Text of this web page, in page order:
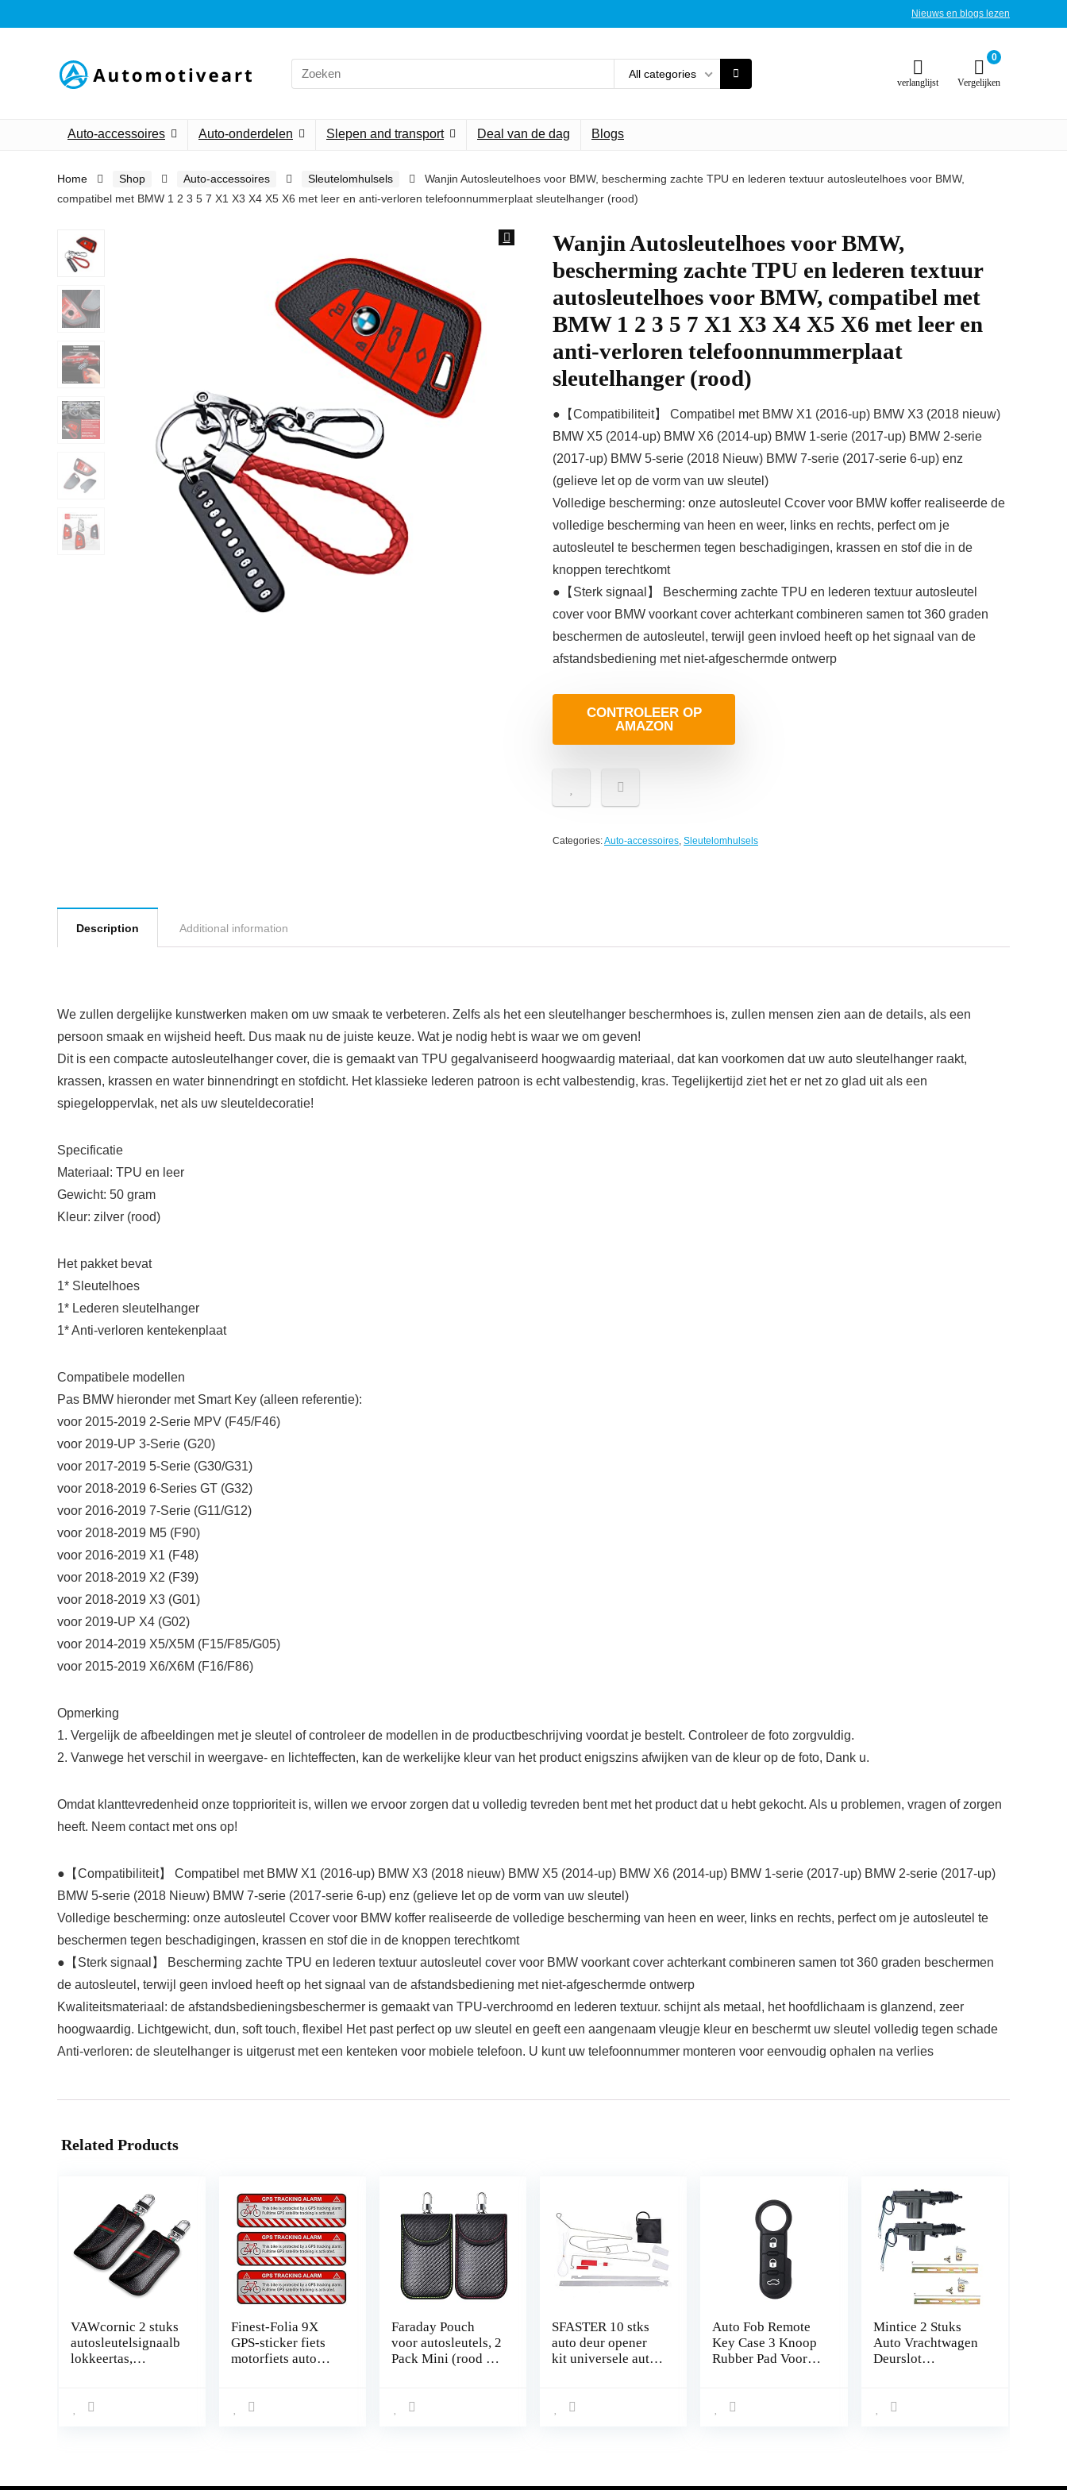
Nieuws en blogs lezen
Search
for:
All categories
verlanglijst
0
Vergelijken
Auto-accessoires Auto-onderdelen Slepen and transport Deal van de dag Blogs
Home Shop Auto-accessoires Sleutelomhulsels
Wanjin Autosleutelhoes voor BMW, bescherming zachte TPU en lederen textuur autosleutelhoes voor BMW,
compatibel met BMW 1 2 3 5 7 X1 X3 X4 X5 X6 met leer en anti-verloren telefoonnummerplaat sleutelhanger (rood)
Wanjin Autosleutelhoes voor BMW,
bescherming zachte TPU en lederen textuur
autosleutelhoes voor BMW, compatibel met
BMW 1 2 3 5 7 X1 X3 X4 X5 X6 met leer en
anti-verloren telefoonnummerplaat
sleutelhanger (rood)
●【Compatibiliteit】 Compatibel met BMW X1 (2016-up) BMW X3 (2018 nieuw)
BMW X5 (2014-up) BMW X6 (2014-up) BMW 1-serie (2017-up) BMW 2-serie
(2017-up) BMW 5-serie (2018 Nieuw) BMW 7-serie (2017-serie 6-up) enz
(gelieve let op de vorm van uw sleutel)
Volledige bescherming: onze autosleutel Ccover voor BMW koffer realiseerde de
volledige bescherming van heen en weer, links en rechts, perfect om je
autosleutel te beschermen tegen beschadigingen, krassen en stof die in de
knoppen terechtkomt
●【Sterk signaal】 Bescherming zachte TPU en lederen textuur autosleutel
cover voor BMW voorkant cover achterkant combineren samen tot 360 graden
beschermen de autosleutel, terwijl geen invloed heeft op het signaal van de
afstandsbediening met niet-afgeschermde ontwerp
CONTROLEER OP
AMAZON
Categories:Auto-accessoires, Sleutelomhulsels
Description Additional information
We zullen dergelijke kunstwerken maken om uw smaak te verbeteren. Zelfs als het een sleutelhanger beschermhoes is, zullen mensen zien aan de details, als een
persoon smaak en wijsheid heeft. Dus maak nu de juiste keuze. Wat je nodig hebt is waar we om geven!
Dit is een compacte autosleutelhanger cover, die is gemaakt van TPU gegalvaniseerd hoogwaardig materiaal, dat kan voorkomen dat uw auto sleutelhanger raakt,
krassen, krassen en water binnendringt en stofdicht. Het klassieke lederen patroon is echt valbestendig, kras. Tegelijkertijd ziet het er net zo glad uit als een
spiegeloppervlak, net als uw sleuteldecoratie!
Specificatie
Materiaal: TPU en leer
Gewicht: 50 gram
Kleur: zilver (rood)
Het pakket bevat
1* Sleutelhoes
1* Lederen sleutelhanger
1* Anti-verloren kentekenplaat
Compatibele modellen
Pas BMW hieronder met Smart Key (alleen referentie):
voor 2015-2019 2-Serie MPV (F45/F46)
voor 2019-UP 3-Serie (G20)
voor 2017-2019 5-Serie (G30/G31)
voor 2018-2019 6-Series GT (G32)
voor 2016-2019 7-Serie (G11/G12)
voor 2018-2019 M5 (F90)
voor 2016-2019 X1 (F48)
voor 2018-2019 X2 (F39)
voor 2018-2019 X3 (G01)
voor 2019-UP X4 (G02)
voor 2014-2019 X5/X5M (F15/F85/G05)
voor 2015-2019 X6/X6M (F16/F86)
Opmerking
1. Vergelijk de afbeeldingen met je sleutel of controleer de modellen in de productbeschrijving voordat je bestelt. Controleer de foto zorgvuldig.
2. Vanwege het verschil in weergave- en lichteffecten, kan de werkelijke kleur van het product enigszins afwijken van de kleur op de foto, Dank u.
Omdat klanttevredenheid onze topprioriteit is, willen we ervoor zorgen dat u volledig tevreden bent met het product dat u hebt gekocht. Als u problemen, vragen of zorgen
heeft. Neem contact met ons op!
●【Compatibiliteit】 Compatibel met BMW X1 (2016-up) BMW X3 (2018 nieuw) BMW X5 (2014-up) BMW X6 (2014-up) BMW 1-serie (2017-up) BMW 2-serie (2017-up)
BMW 5-serie (2018 Nieuw) BMW 7-serie (2017-serie 6-up) enz (gelieve let op de vorm van uw sleutel)
Volledige bescherming: onze autosleutel Ccover voor BMW koffer realiseerde de volledige bescherming van heen en weer, links en rechts, perfect om je autosleutel te
beschermen tegen beschadigingen, krassen en stof die in de knoppen terechtkomt
●【Sterk signaal】 Bescherming zachte TPU en lederen textuur autosleutel cover voor BMW voorkant cover achterkant combineren samen tot 360 graden beschermen
de autosleutel, terwijl geen invloed heeft op het signaal van de afstandsbediening met niet-afgeschermde ontwerp
Kwaliteitsmateriaal: de afstandsbedieningsbeschermer is gemaakt van TPU-verchroomd en lederen textuur. schijnt als metaal, het hoofdlichaam is glanzend, zeer
hoogwaardig. Lichtgewicht, dun, soft touch, flexibel Het past perfect op uw sleutel en geeft een aangenaam vleugje kleur en beschermt uw sleutel volledig tegen schade
Anti-verloren: de sleutelhanger is uitgerust met een kenteken voor mobiele telefoon. U kunt uw telefoonnummer monteren voor eenvoudig ophalen na verlies
Related Products
VAWcornic 2 stuks
autosleutelsignaalb
lokkeertas,
sleutelloos
antidiefstal
Finest-Folia 9X
GPS-sticker fiets
motorfiets auto
diefstal sticker
Faraday Pouch
voor autosleutels, 2
Pack Mini (rood en
signaalblok, anti-
SFASTER 10 stks
auto deur opener
kit universele auto
draagbare auto
Auto Fob Remote
Key Case 3 Knoop
Rubber Pad Voor
Mintice 2 Stuks
Auto Vrachtwagen
Deurslot
Centrale
Aanvulling of